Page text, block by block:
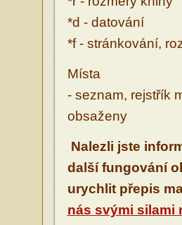
*d - datování
*f - stránkování,
Místa
- seznam, rejstřík
obsaženy
Nalezli jste
další fungování
urychlit přepis
nás svými silami